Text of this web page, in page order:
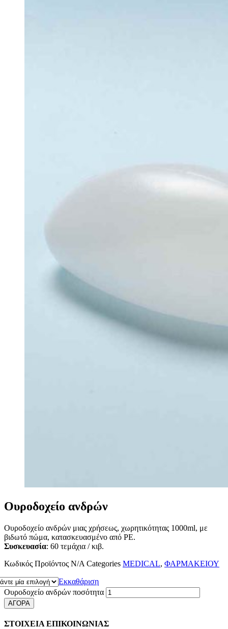
Ουροδοχείο ανδρών
Ουροδοχείο ανδρών μιας χρήσεως, χωρητικότητας 1000ml, με
βιδωτό πώμα, κατασκευασμένο από PE.
Συσκευασία: 60 τεμάχια / κιβ.
Κωδικός Προϊόντος N/A Categories MEDICAL, ΦΑΡΜΑΚΕΙΟΥ
Εκκαθάριση
Ουροδοχείο ανδρών ποσότητα
ΑΓΟΡΑ
ΣΤΟΙΧΕΙΑ ΕΠΙΚΟΙΝΩΝΙΑΣ